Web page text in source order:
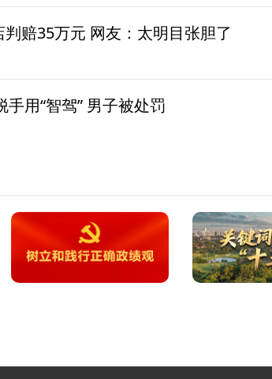
判赔35万元 网友：太明目张胆了
用“智驾” 男子被处罚